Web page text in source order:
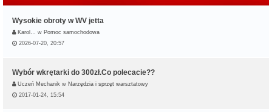
Wysokie obroty w WV jetta
Karol… w Pomoc samochodowa
2026-07-20, 20:57
Wybór wkrętarki do 300zł.Co polecacie??
Uczeń Mechanik w Narzędzia i sprzęt warsztatowy
2017-01-24, 15:54